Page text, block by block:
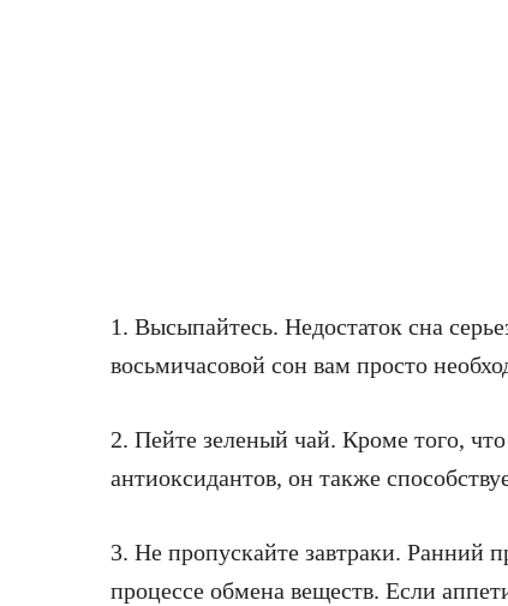
1. Высыпайтесь. Недостаток сна
восьмичасовой сон вам просто
2. Пейте зеленый чай. Кроме того,
антиоксидантов, он также
3. Не пропускайте завтраки. Ранний
процессе обмена веществ. Если